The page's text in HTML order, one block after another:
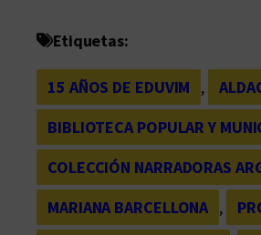
Etiquetas:
15 AÑOS DE EDUVIM ,
BIBLIOTECA POPULAR Y
COLECCIÓN NARRADORAS
MARIANA BARCELLONA ,